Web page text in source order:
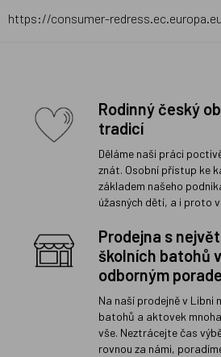
https://consumer-
Rodinný český
tradicí
Děláme naši práci
znát. Osobní přístup ke
základem našeho
úžasných dětí, a i proto
Prodejna s
školních batohů
odborným
Na naší prodejně v Libni
batohů a aktovek
vše. Neztrácejte čas
rovnou za námi,